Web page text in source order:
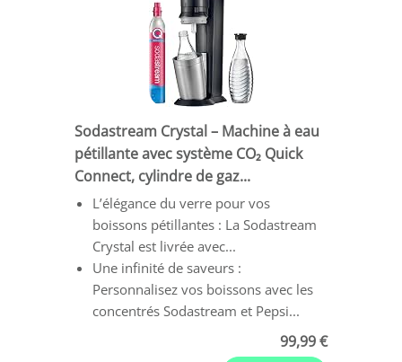
Sodastream Crystal – Machine à eau
pétillante avec système CO₂ Quick
Connect, cylindre de gaz...
L’élégance du verre pour vos
boissons pétillantes : La Sodastream
Crystal est livrée avec...
Une infinité de saveurs :
Personnalisez vos boissons avec les
concentrés Sodastream et Pepsi...
99,99 €